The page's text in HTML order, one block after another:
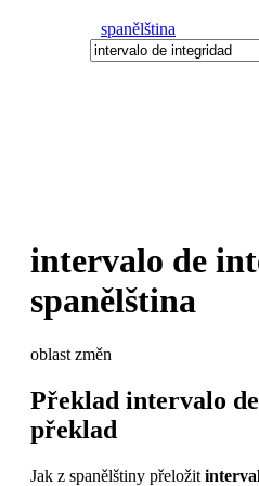
spanělština
intervalo de
spanělština
oblast změn
Překlad intervalo
překlad
Jak z spanělštiny přeložit